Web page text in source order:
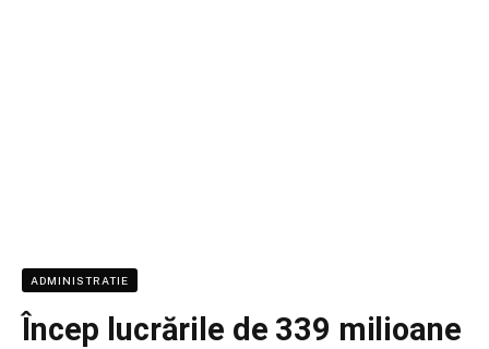
ADMINISTRATIE
Încep lucrările de 339 milioane